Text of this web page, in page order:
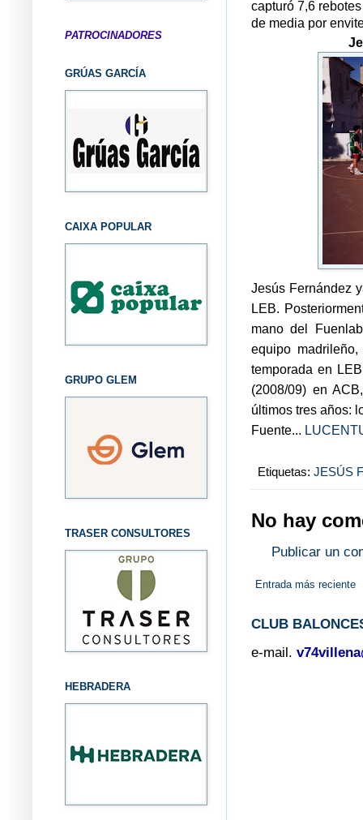
capturó 7,6
de media por
Jesús Fernández
LEB.
mano del
equipo
temporada en
(2008/09) en
últimos tres años:
Fuente...
Etiquetas: JESÚS
No hay
Publicar un
Entrada más reciente
CLUB
e-mail.
PATROCINADORES
GRÚAS GARCÍA
CAIXA POPULAR
GRUPO GLEM
TRASER CONSULTORES
HEBRADERA